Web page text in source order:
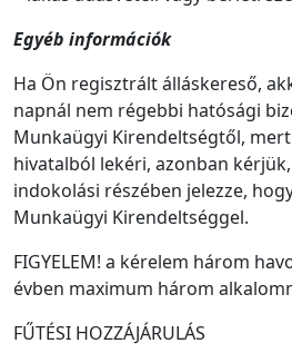
Egyéb információk
Ha Ön regisztrált álláskereső,
napnál nem régebbi hatósági
Munkaügyi Kirendeltségtől,
hivatalból lekéri, azonban
indokolási részében jelezze,
Munkaügyi Kirendeltséggel.
FIGYELEM! a kérelem három
évben maximum három
FŰTÉSI HOZZÁJÁRULÁS